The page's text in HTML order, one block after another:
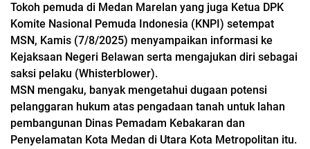
Tokoh pemuda di Medan Marelan yang juga Ketua DPK
Komite Nasional Pemuda Indonesia (KNPI) setempat
MSN, Kamis (7/8/2025) menyampaikan informasi ke
Kejaksaan Negeri Belawan serta mengajukan diri sebagai
saksi pelaku (Whisterblower).
MSN mengaku, banyak mengetahui dugaan potensi
pelanggaran hukum atas pengadaan tanah untuk lahan
pembangunan Dinas Pemadam Kebakaran dan
Penyelamatan Kota Medan di Utara Kota Metropolitan itu.